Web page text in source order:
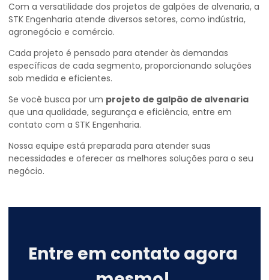
Com a versatilidade dos projetos de galpões de alvenaria, a
STK Engenharia atende diversos setores, como indústria,
agronegócio e comércio.
Cada projeto é pensado para atender às demandas
específicas de cada segmento, proporcionando soluções
sob medida e eficientes.
Se você busca por um projeto de galpão de alvenaria
que una qualidade, segurança e eficiência, entre em
contato com a STK Engenharia.
Nossa equipe está preparada para atender suas
necessidades e oferecer as melhores soluções para o seu
negócio.
Entre em contato agora